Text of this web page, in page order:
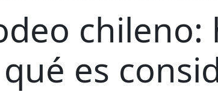
chileno:
es